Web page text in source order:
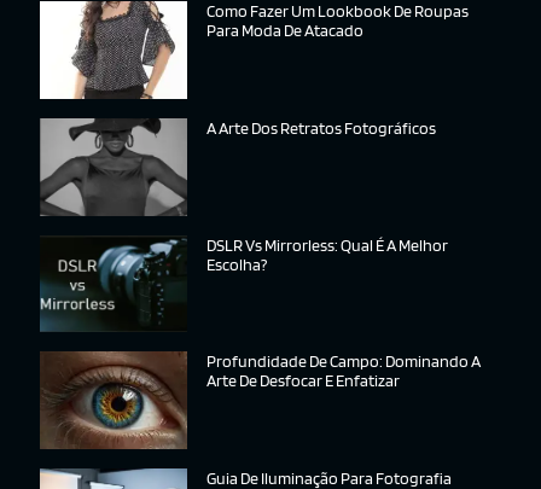
Como Fazer Um Lookbook De Roupas
Para Moda De Atacado
A Arte Dos Retratos Fotográficos
DSLR Vs Mirrorless: Qual É A Melhor
Escolha?
Profundidade De Campo: Dominando A
Arte De Desfocar E Enfatizar
Guia De Iluminação Para Fotografia